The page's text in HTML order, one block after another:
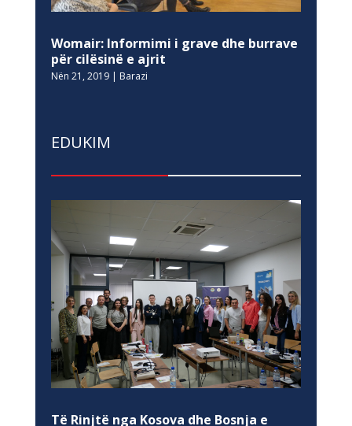
Womair: Informimi i grave dhe burrave
për cilësinë e ajrit
Nën 21, 2019| Barazi
EDUKIM
Të Rinjtë nga Kosova dhe Bosnja e